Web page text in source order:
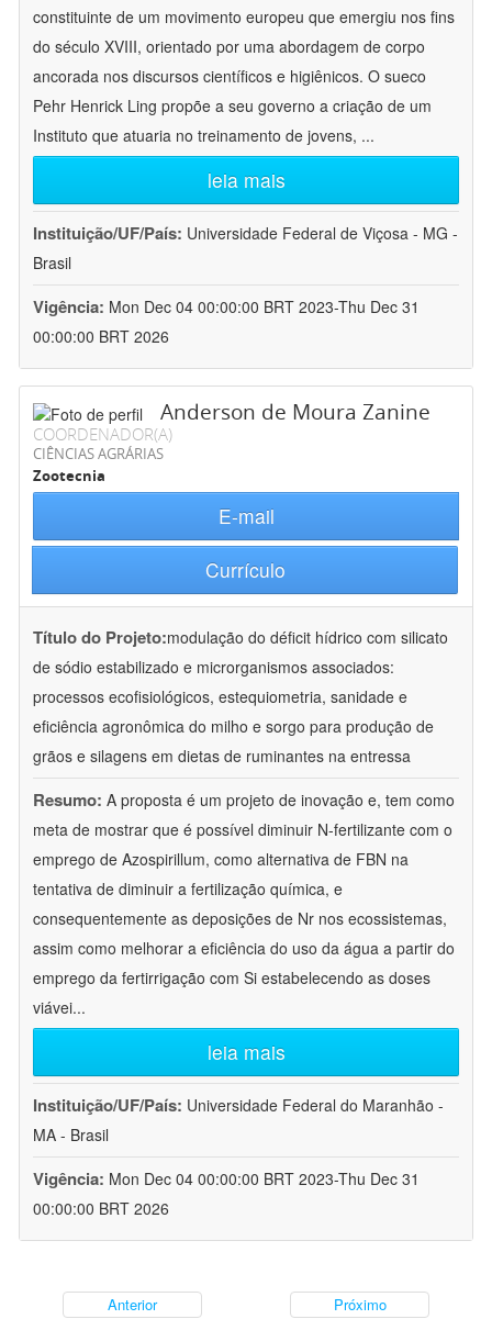
constituinte de um movimento europeu que emergiu nos fins
do século XVIII, orientado por uma abordagem de corpo
ancorada nos discursos científicos e higiênicos. O sueco
Pehr Henrick Ling propõe a seu governo a criação de um
Instituto que atuaria no treinamento de jovens, ...
leia mais
Instituição/UF/País: Universidade Federal de Viçosa - MG -
Brasil
Vigência: Mon Dec 04 00:00:00 BRT 2023-Thu Dec 31
00:00:00 BRT 2026
Anderson de Moura Zanine
COORDENADOR(A)
CIÊNCIAS AGRÁRIAS
Zootecnia
E-mail
Currículo
Título do Projeto:modulação do déficit hídrico com silicato
de sódio estabilizado e microrganismos associados:
processos ecofisiológicos, estequiometria, sanidade e
eficiência agronômica do milho e sorgo para produção de
grãos e silagens em dietas de ruminantes na entressa
Resumo: A proposta é um projeto de inovação e, tem como
meta de mostrar que é possível diminuir N-fertilizante com o
emprego de Azospirillum, como alternativa de FBN na
tentativa de diminuir a fertilização química, e
consequentemente as deposições de Nr nos ecossistemas,
assim como melhorar a eficiência do uso da água a partir do
emprego da fertirrigação com Si estabelecendo as doses
viávei...
leia mais
Instituição/UF/País: Universidade Federal do Maranhão -
MA - Brasil
Vigência: Mon Dec 04 00:00:00 BRT 2023-Thu Dec 31
00:00:00 BRT 2026
Anterior Próximo